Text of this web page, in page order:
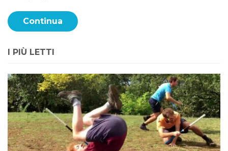
Continua
I PIÙ LETTI